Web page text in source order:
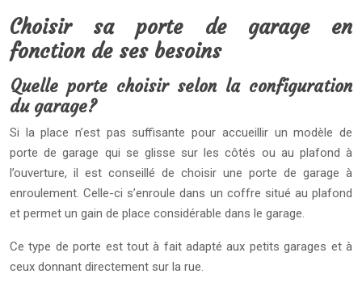
Choisir sa porte de garage en
fonction de ses besoins
Quelle porte choisir selon la configuration
du garage?
Si la place n’est pas suffisante pour accueillir un modèle de
porte de garage qui se glisse sur les côtés ou au plafond à
l’ouverture, il est conseillé de choisir une porte de garage à
enroulement. Celle-ci s’enroule dans un coffre situé au plafond
et permet un gain de place considérable dans le garage.
Ce type de porte est tout à fait adapté aux petits garages et à
ceux donnant directement sur la rue.